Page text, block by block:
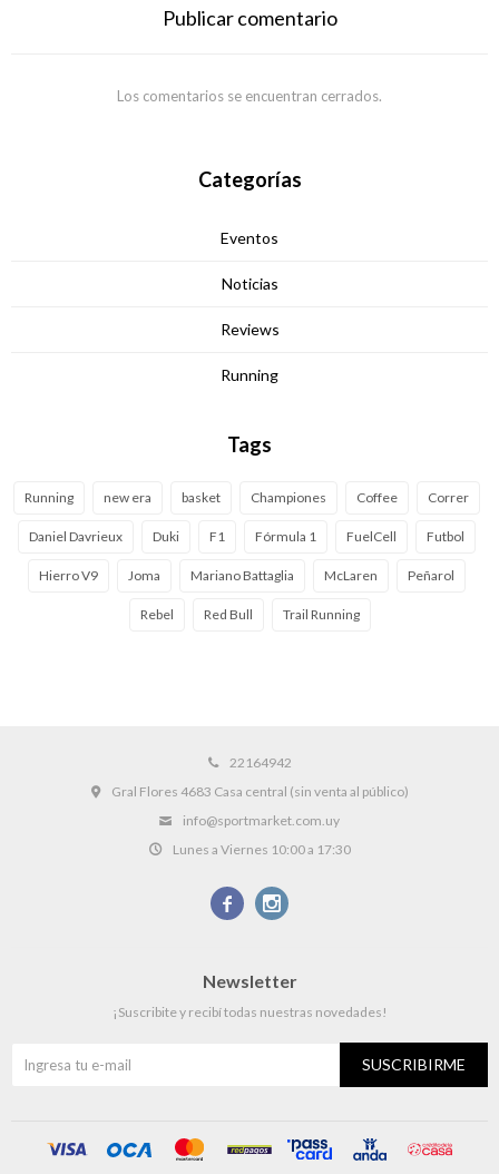
Publicar comentario
Los comentarios se encuentran cerrados.
Categorías
Eventos
Noticias
Reviews
Running
Tags
Running new era basket Championes Coffee Correr
Daniel Davrieux Duki F1 Fórmula 1 FuelCell Futbol
Hierro V9 Joma Mariano Battaglia McLaren Peñarol
Rebel Red Bull Trail Running
22164942
Gral Flores 4683 Casa central (sin venta al público)
info@sportmarket.com.uy
Lunes a Viernes 10:00 a 17:30
 
Newsletter
¡Suscribite y recibí todas nuestras novedades!
SUSCRIBIRME